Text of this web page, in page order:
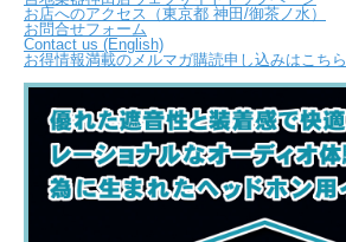
お店へのアクセス（東京都 神田/御茶ノ水）
お問合せフォーム
Contact us (English)
お得情報満載のメルマガ購読申し込みはこちら